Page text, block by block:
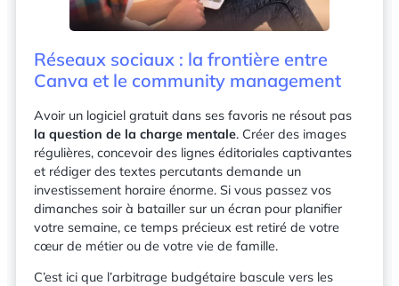
Réseaux sociaux : la frontière entre
Canva et le community management
Avoir un logiciel gratuit dans ses favoris ne résout pas
la question de la charge mentale. Créer des images
régulières, concevoir des lignes éditoriales captivantes
et rédiger des textes percutants demande un
investissement horaire énorme. Si vous passez vos
dimanches soir à batailler sur un écran pour planifier
votre semaine, ce temps précieux est retiré de votre
cœur de métier ou de votre vie de famille.
C’est ici que l’arbitrage budgétaire bascule vers les